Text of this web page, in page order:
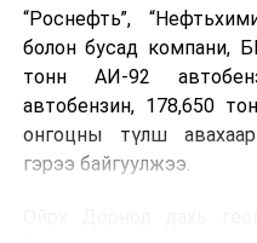
“Роснефть”,
болон бусад компани,
тонн АИ-92
автобензин, 178,650
онгоцны түлш авахаар
гэрээ байгуулжээ.